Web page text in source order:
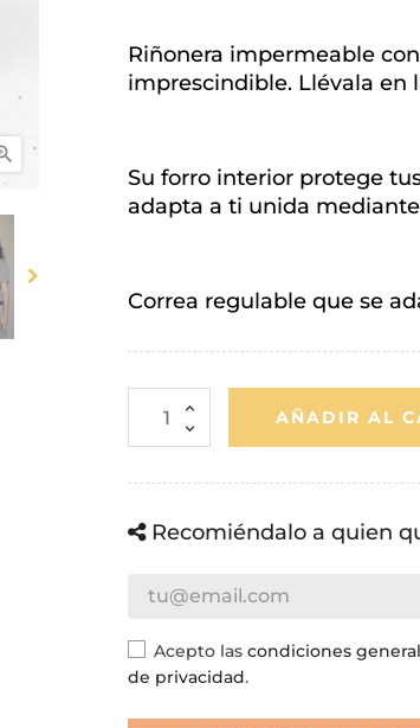
Riñonera impermeable
imprescindible. Llévala en
Su forro interior protege
adapta a ti unida
Correa regulable que se
AÑADIR AL
Recomiéndalo a quien
Acepto las condiciones
de privacidad.